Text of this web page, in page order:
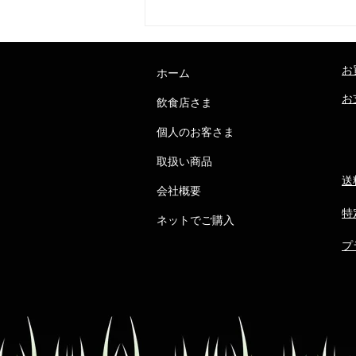
た！
ホーム
飲食店さま
個人のお客さま
取扱い商品
会社概要
ネットでご購入
お
お
送
特
プ